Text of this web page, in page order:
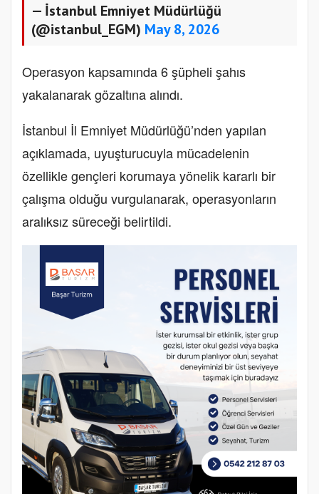
— İstanbul Emniyet Müdürlüğü
(@istanbul_EGM) May 8, 2026
Operasyon kapsamında 6 şüpheli şahıs
yakalanarak gözaltına alındı.
İstanbul İl Emniyet Müdürlüğü’nden yapılan
açıklamada, uyuşturucuyla mücadelenin
özellikle gençleri korumaya yönelik kararlı bir
çalışma olduğu vurgulanarak, operasyonların
aralıksız süreceği belirtildi.